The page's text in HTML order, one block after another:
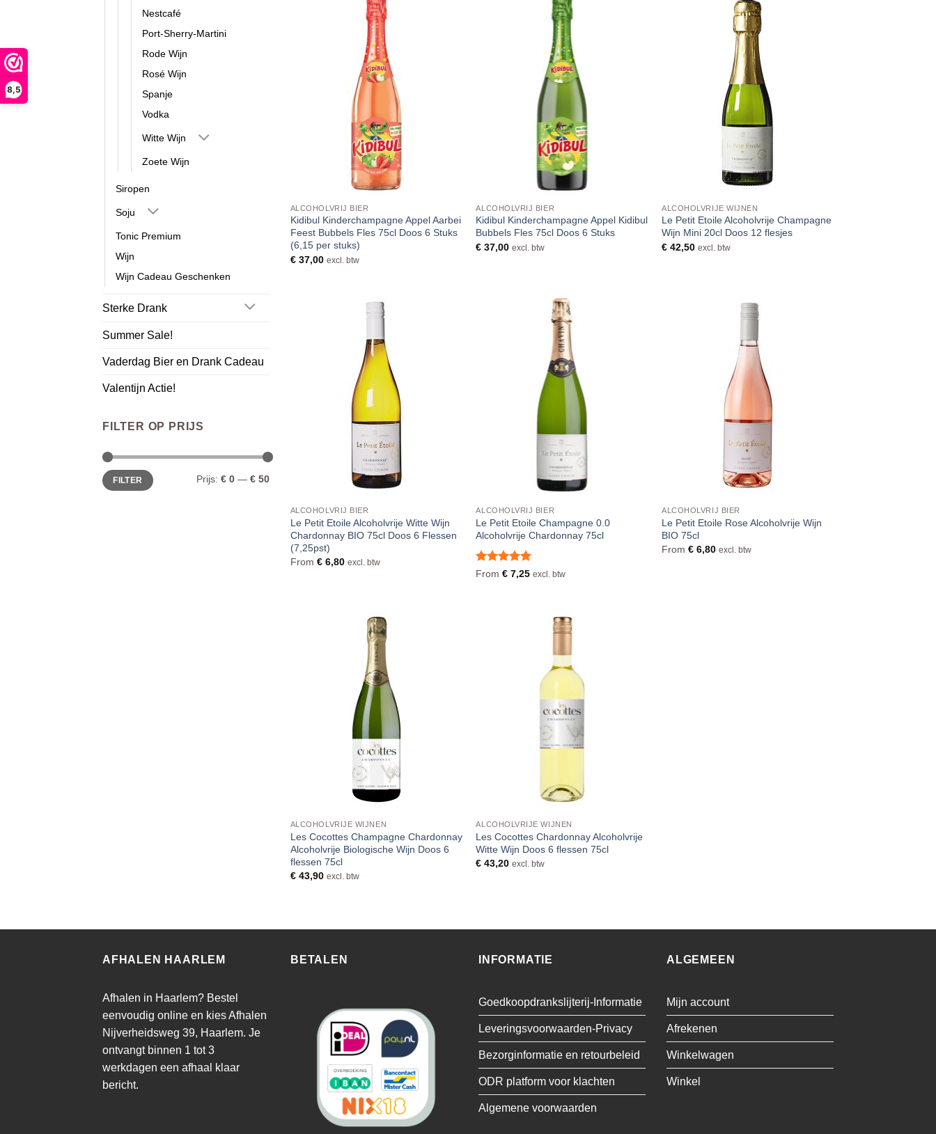
8,5
Nestcafé
Port-Sherry-Martini
Rode Wijn
Rosé Wijn
Spanje
Vodka
Witte Wijn
Zoete Wijn
Siropen
Soju
Tonic Premium
Wijn
Wijn Cadeau Geschenken
Sterke Drank
Summer Sale!
Vaderdag Bier en Drank Cadeau
Valentijn Actie!
FILTER OP PRIJS
Min.
prijs
Max.
prijsFILTER Prijs: € 0 — € 50
ALCOHOLVRIJ BIER
Kidibul Kinderchampagne Appel Aarbei
Feest Bubbels Fles 75cl Doos 6 Stuks
(6,15 per stuks)
€37,00 excl. btw
ALCOHOLVRIJ BIER
Kidibul Kinderchampagne Appel Kidibul
Bubbels Fles 75cl Doos 6 Stuks
€ 37,00 excl. btw
ALCOHOLVRIJE WIJNEN
Le Petit Etoile Alcoholvrije Champagne
Wijn Mini 20cl Doos 12 flesjes
€ 42,50 excl. btw
ALCOHOLVRIJ BIER
Le Petit Etoile Alcoholvrije Witte Wijn
Chardonnay BIO 75cl Doos 6 Flessen
(7,25pst)
From €6,80 excl. btw
ALCOHOLVRIJ BIER
Le Petit Etoile Champagne 0.0
Alcoholvrije Chardonnay 75cl
Waardering
From€ 7,25 excl. btw
ALCOHOLVRIJ BIER
Le Petit Etoile Rose Alcoholvrije Wijn
BIO 75cl
From€ 6,80 excl. btw
ALCOHOLVRIJE WIJNEN
Les Cocottes Champagne Chardonnay
Alcoholvrije Biologische Wijn Doos 6
flessen 75cl
€43,90 excl. btw
ALCOHOLVRIJE WIJNEN
Les Cocottes Chardonnay Alcoholvrije
Witte Wijn Doos 6 flessen 75cl
€ 43,20 excl. btw
AFHALEN HAARLEM
Afhalen in Haarlem? Bestel
eenvoudig online en kies Afhalen
Nijverheidsweg 39, Haarlem. Je
ontvangt binnen 1 tot 3
werkdagen een afhaal klaar
bericht.
BETALEN INFORMATIE
Goedkoopdrankslijterij-Informatie
Leveringsvoorwaarden-Privacy
Bezorginformatie en retourbeleid
ODR platform voor klachten
Algemene voorwaarden
ALGEMEEN
Mijn account
Afrekenen
Winkelwagen
Winkel